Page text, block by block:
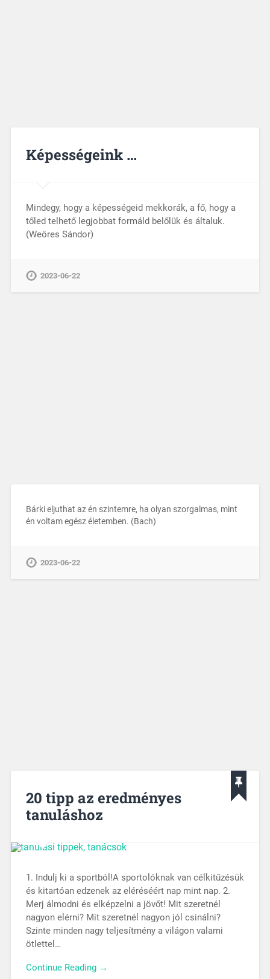
Képességeink …
Mindegy, hogy a képességeid mekkorák, a fő, hogy a
tőled telhető legjobbat formáld belőlük és általuk.
(Weöres Sándor)
2023-06-22
Bárki eljuthat az én szintemre, ha olyan szorgalmas, mint
én voltam egész életemben. (Bach)
2023-06-22
20 tipp az eredményes
tanuláshoz
1. Indulj ki a sportból!A sportolóknak van célkitűzésük
és kitartóan edzenek az eléréséért nap mint nap. 2.
Merj álmodni és elképzelni a jövőt! Mit szeretnél
nagyon elérni? Mit szeretnél nagyon jól csinálni?
Szinte minden nagy teljesítmény a világon valami
ötlettel…
Continue Reading →